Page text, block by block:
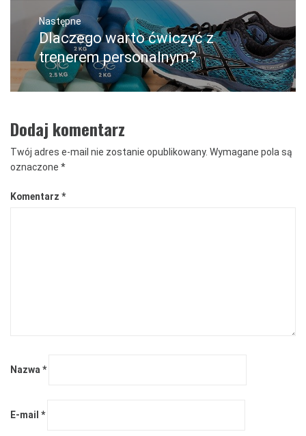
Następne
Następny
post:
Dlaczego warto ćwiczyć z
trenerem personalnym?
Dodaj komentarz
Twój adres e-mail nie zostanie opublikowany. Wymagane pola są
oznaczone *
Komentarz *
Nazwa*
E-mail *